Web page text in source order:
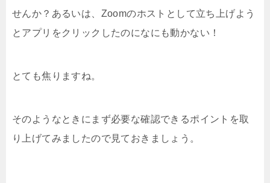
せんか？あるいは、Zoomのホストとして立ち上げよう
とアプリをクリックしたのになにも動かない！
とても焦りますね。
そのようなときにまず必要な確認できるポイントを取
り上げてみましたので見ておきましょう。